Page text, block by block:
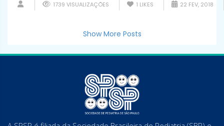
1739 VISUALIZAÇÕES 1 LIKES 22 FEV, 2018
Show More Posts